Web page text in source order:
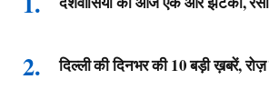
दिल्ली की दिनभर की 10 बड़ी ख़बरें,